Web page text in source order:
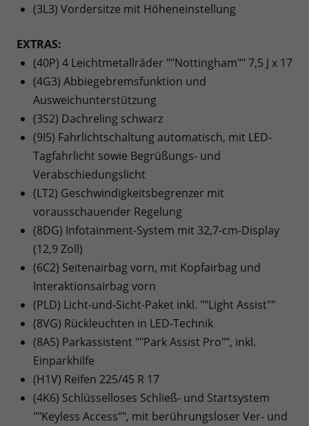
(3L3) Vordersitze mit Höheneinstellung
EXTRAS:
(40P) 4 Leichtmetallräder ""Nottingham"" 7,5 J x 17
(4G3) Abbiegebremsfunktion und
Ausweichunterstützung
(3S2) Dachreling schwarz
(9I5) Fahrlichtschaltung automatisch, mit LED-
Tagfahrlicht sowie Begrüßungs- und
Verabschiedungslicht
(LT2) Geschwindigkeitsbegrenzer mit
vorausschauender Regelung
(8DG) Infotainment-System mit 32,7-cm-Display
(12,9 Zoll)
(6C2) Seitenairbag vorn, mit Kopfairbag und
Interaktionsairbag vorn
(PLD) Licht-und-Sicht-Paket inkl. ""Light Assist""
(8VG) Rückleuchten in LED-Technik
(8A5) Parkassistent ""Park Assist Pro"", inkl.
Einparkhilfe
(H1V) Reifen 225/45 R 17
(4K6) Schlüsselloses Schließ- und Startsystem
""Keyless Access"", mit berührungsloser Ver- und